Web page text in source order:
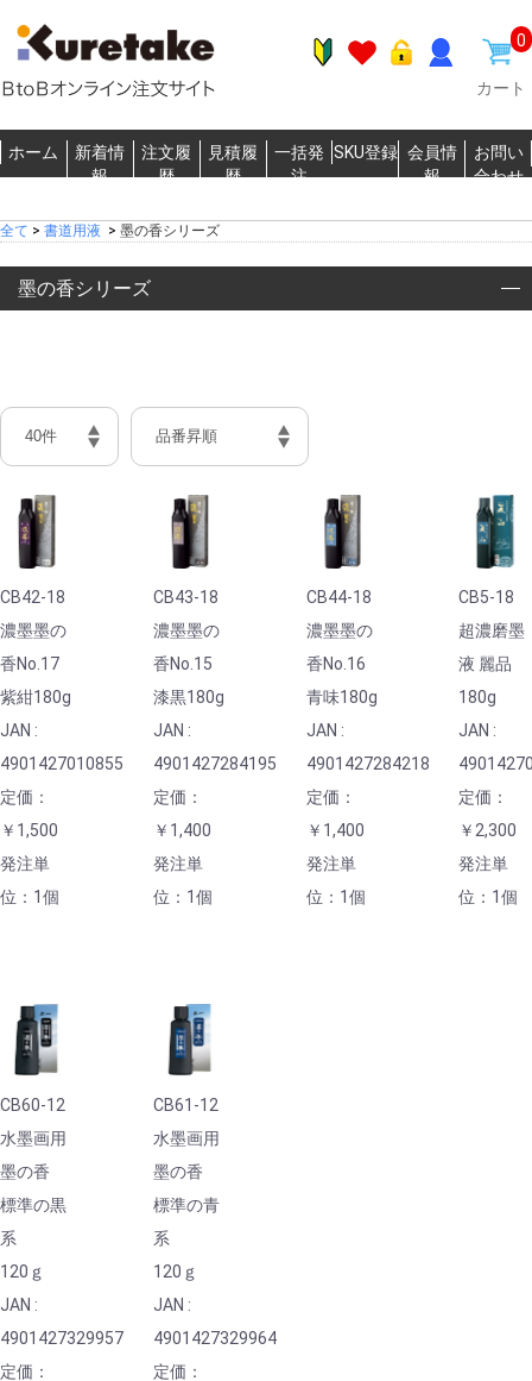
0
カート
ホーム
新着情
報
注文履
歴
見積履
歴
一括発
注
SKU登録 会員情
報
お問い
合わせ
全て > 書道用液 > 墨の香シリーズ
墨の香シリーズ
CB42-18
濃墨墨の
香No.17
紫紺180g
JAN :
4901427010855
定価：
￥1,500
発注単
位：1個
CB43-18
濃墨墨の
香No.15
漆黒180g
JAN :
4901427284195
定価：
￥1,400
発注単
位：1個
CB44-18
濃墨墨の
香No.16
青味180g
JAN :
4901427284218
定価：
￥1,400
発注単
位：1個
CB5-18
超濃磨墨
液 麗品
180g
JAN :
定価：
￥2,300
発注単
位：1個
CB60-12
水墨画用
墨の香
標準の黒
系
120ｇ
JAN :
4901427329957
定価：
CB61-12
水墨画用
墨の香
標準の青
系
120ｇ
JAN :
4901427329964
定価：